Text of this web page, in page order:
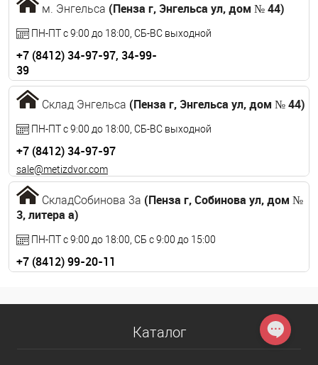
м. Энгельса (Пенза г, Энгельса ул, дом № 44)
ПН-ПТ с 9:00 до 18:00, СБ-ВС выходной
+7 (8412) 34-97-97, 34-99-
39
eng@metizdvor.com
Склад Энгельса (Пенза г, Энгельса ул, дом № 44)
ПН-ПТ с 9:00 до 18:00, СБ-ВС выходной
+7 (8412) 34-97-97
sale@metizdvor.com
СкладСобинова 3а (Пенза г, Собинова ул, дом №
3, литера а)
ПН-ПТ с 9:00 до 18:00, СБ с 9:00 до 15:00
+7 (8412) 99-20-11
Каталог